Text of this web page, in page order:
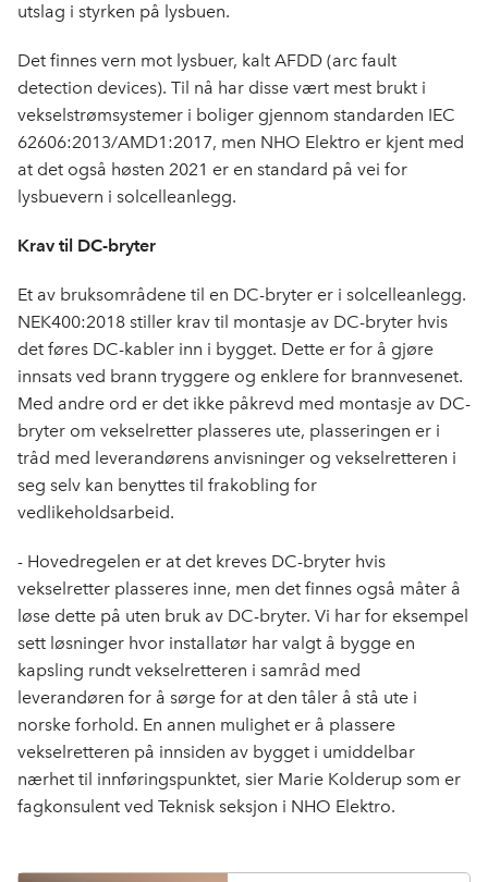
utslag i styrken på lysbuen.
Det finnes vern mot lysbuer, kalt AFDD (arc fault
detection devices). Til nå har disse vært mest brukt i
vekselstrømsystemer i boliger gjennom standarden IEC
62606:2013/AMD1:2017, men NHO Elektro er kjent med
at det også høsten 2021 er en standard på vei for
lysbuevern i solcelleanlegg.
Krav til DC-bryter
Et av bruksområdene til en DC-bryter er i solcelleanlegg.
NEK400:2018 stiller krav til montasje av DC-bryter hvis
det føres DC-kabler inn i bygget. Dette er for å gjøre
innsats ved brann tryggere og enklere for brannvesenet.
Med andre ord er det ikke påkrevd med montasje av DC-
bryter om vekselretter plasseres ute, plasseringen er i
tråd med leverandørens anvisninger og vekselretteren i
seg selv kan benyttes til frakobling for
vedlikeholdsarbeid.
- Hovedregelen er at det kreves DC-bryter hvis
vekselretter plasseres inne, men det finnes også måter å
løse dette på uten bruk av DC-bryter. Vi har for eksempel
sett løsninger hvor installatør har valgt å bygge en
kapsling rundt vekselretteren i samråd med
leverandøren for å sørge for at den tåler å stå ute i
norske forhold. En annen mulighet er å plassere
vekselretteren på innsiden av bygget i umiddelbar
nærhet til innføringspunktet, sier Marie Kolderup som er
fagkonsulent ved Teknisk seksjon i NHO Elektro.